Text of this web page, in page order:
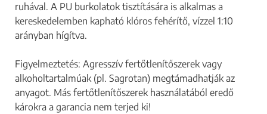
ruhával. A PU burkolatok tisztítására is alkalmas a
kereskedelemben kapható klóros fehérítő, vízzel 1:10
arányban hígítva.
Figyelmeztetés: Agresszív fertőtlenítőszerek vagy
alkoholtartalmúak (pl. Sagrotan) megtámadhatják az
anyagot. Más fertőtlenítőszerek használatából eredő
károkra a garancia nem terjed ki!